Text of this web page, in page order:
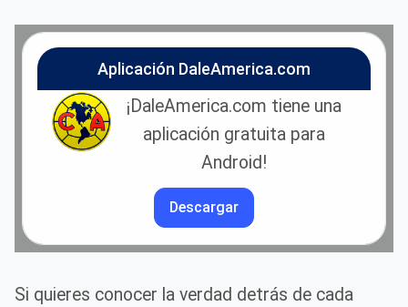
Aplicación DaleAmerica.com
¡DaleAmerica.com tiene una
aplicación gratuita para
Android!
Descargar
Si quieres conocer la verdad detrás de cada